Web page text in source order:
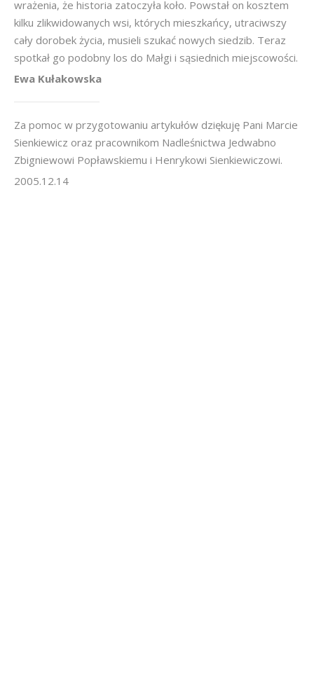
wrażenia, że historia zatoczyła koło. Powstał on kosztem
kilku zlikwidowanych wsi, których mieszkańcy, utraciwszy
cały dorobek życia, musieli szukać nowych siedzib. Teraz
spotkał go podobny los do Małgi i sąsiednich miejscowości.
Ewa Kułakowska
Za pomoc w przygotowaniu artykułów dziękuję Pani Marcie
Sienkiewicz oraz pracownikom Nadleśnictwa Jedwabno
Zbigniewowi Popławskiemu i Henrykowi Sienkiewiczowi.
2005.12.14